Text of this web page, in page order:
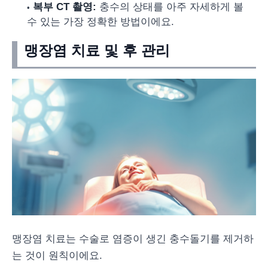
복부 CT 촬영: 충수의 상태를 아주 자세하게 볼
수 있는 가장 정확한 방법이에요.
맹장염 치료 및 후 관리
맹장염 치료는 수술로 염증이 생긴 충수돌기를 제거하
는 것이 원칙이에요.